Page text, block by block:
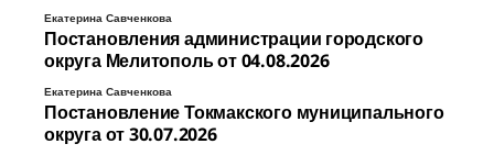
Екатерина Савченкова
Постановления администрации городского
округа Мелитополь от 04.08.2026
Екатерина Савченкова
Постановление Токмакского муниципального
округа от 30.07.2026